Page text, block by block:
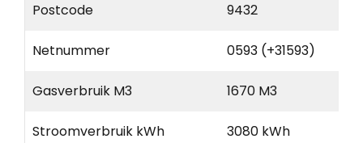
Postcode 9432
Netnummer 0593 (+31593)
Gasverbruik M3 1670 M3
Stroomverbruik kWh 3080 kWh